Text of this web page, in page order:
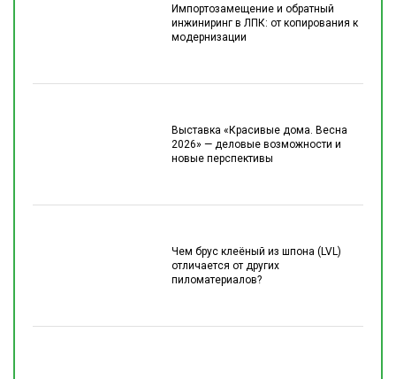
Импортозамещение и обратный
инжиниринг в ЛПК: от копирования к
модернизации
Выставка «Красивые дома. Весна
2026» — деловые возможности и
новые перспективы
Чем брус клеёный из шпона (LVL)
отличается от других
пиломатериалов?